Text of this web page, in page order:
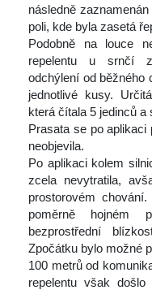
následně
poli, kde byla zasetá
Podobně na louce
repelentu u srnčí
odchýlení od běžného
jednotlivé kusy.
která čítala 5 jedinců
Prasata se po aplikaci
neobjevila.
Po aplikaci kolem
zcela nevytratila,
prostorovém
poměrně hojném
bezprostřední
Zpočátku bylo možné
100 metrů od
repelentu však